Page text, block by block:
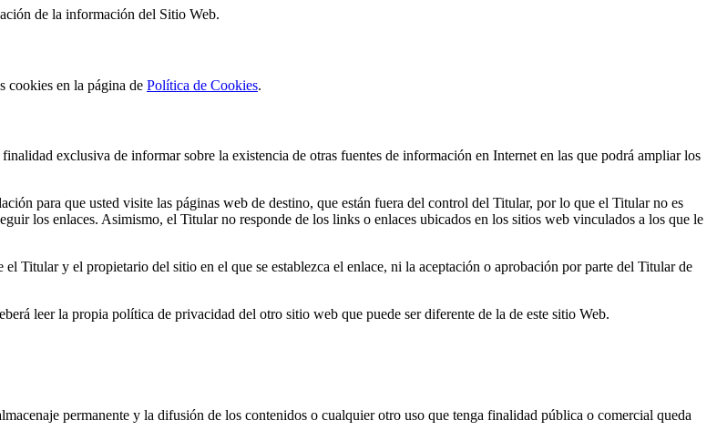
de la información del Sitio Web.
cookies en la página de Política de Cookies.
exclusiva de informar sobre la existencia de otras fuentes de información en Internet en las que podrá ampliar los
para que usted visite las páginas web de destino, que están fuera del control del Titular, por lo que el Titular no es
los enlaces. Asimismo, el Titular no responde de los links o enlaces ubicados en los sitios web vinculados a los que le
Titular y el propietario del sitio en el que se establezca el enlace, ni la aceptación o aprobación por parte del Titular de
leer la propia política de privacidad del otro sitio web que puede ser diferente de la de este sitio Web.
permanente y la difusión de los contenidos o cualquier otro uso que tenga finalidad pública o comercial queda